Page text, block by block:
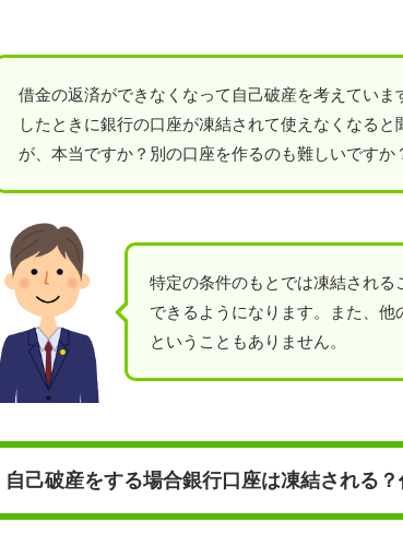
借金の返済ができなくなって自己破産を考えていま
したときに銀行の口座が凍結されて使えなくなると
が、本当ですか？別の口座を作るのも難しいですか
特定の条件のもとでは凍結され
できるようになります。また、
ということもありません。
自己破産をする場合銀行口座は凍結される？